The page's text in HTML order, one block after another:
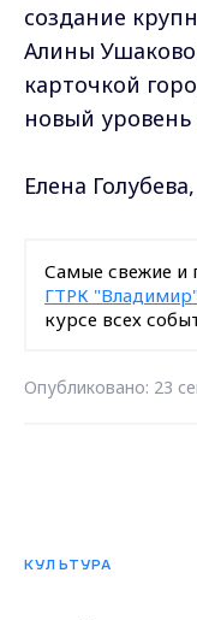
создание
Алины
карточкой
новый уровень
Елена
Самые свежие и
ГТРК "Владимир"
курсе всех
Опубликовано: 23
КУЛЬТУРА